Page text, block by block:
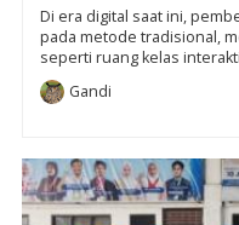
Di era digital saat ini,
pada metode tradisional,
seperti ruang kelas
Gandi